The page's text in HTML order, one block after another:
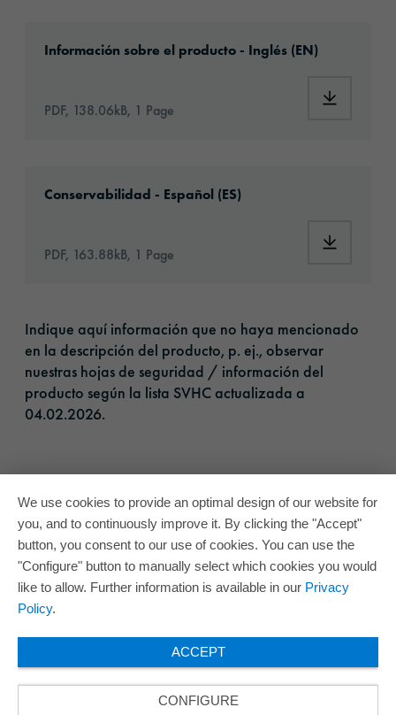
Información sobre el producto - Inglés (EN)
PDF, 138.06kB, 1 Page
Conservabilidad - Español (ES)
PDF, 163.88kB, 1 Page
Indique aquí información que no haya mencionado
en la descripción del producto, p. ej., observar
nuestras hojas de seguridad / información del
producto según la lista SVHC actualizada a
04.02.2026.​
We use cookies to provide an optimal design of our website for
you, and to continuously improve it. By clicking the "Accept"
button, you consent to our use of cookies. You can use the
"Configure" button to manually select which cookies you would
like to allow. Further information is available in our Privacy
Policy.
ACCEPT
CONFIGURE